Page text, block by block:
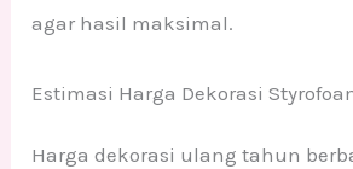
agar hasil maksimal.
Estimasi Harga Dekorasi
Harga dekorasi ulang tahun